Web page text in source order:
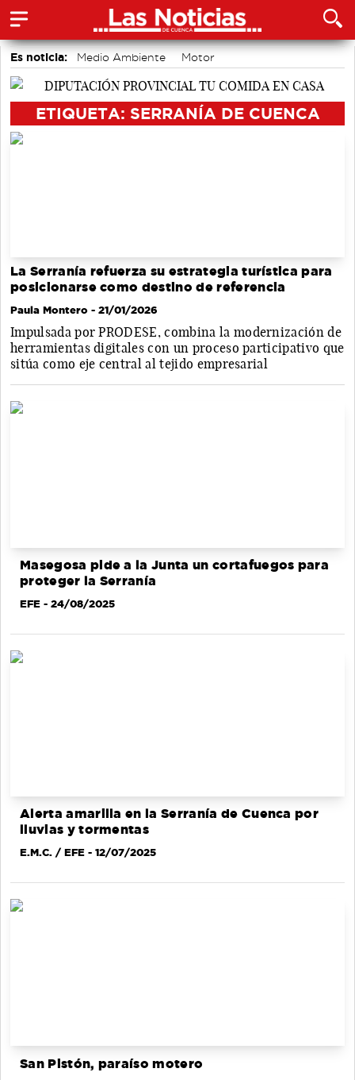
Es noticia: Medio Ambiente
Motor
Actividades culturales en Cuenca
Área de Deportes
ETIQUETA: SERRANÍA DE CUENCA
La Serranía refuerza su estrategia turística para
posicionarse como destino de referencia
Paula Montero - 21/01/2026
Impulsada por PRODESE, combina la modernización de
herramientas digitales con un proceso participativo que
sitúa como eje central al tejido empresarial
Masegosa pide a la Junta un cortafuegos para
proteger la Serranía
EFE - 24/08/2025
Alerta amarilla en la Serranía de Cuenca por
lluvias y tormentas
E.M.C. / EFE - 12/07/2025
San Pistón, paraíso motero